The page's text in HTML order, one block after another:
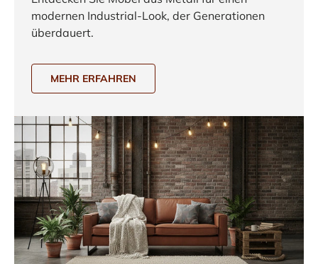
modernen Industrial-Look, der Generationen
überdauert.
MEHR ERFAHREN